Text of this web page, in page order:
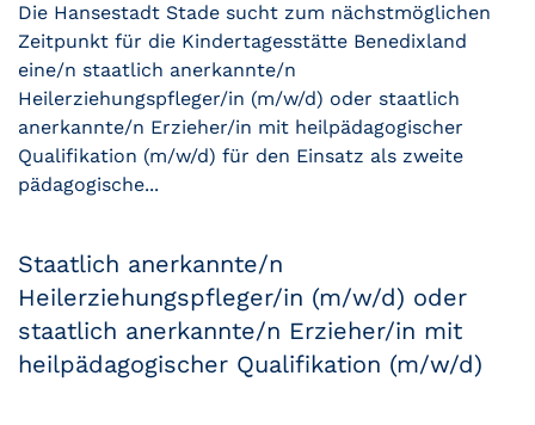
Die Hansestadt Stade sucht zum nächstmöglichen
Zeitpunkt für die Kindertagesstätte Benedixland
eine/n staatlich anerkannte/n
Heilerziehungspfleger/in (m/w/d) oder staatlich
anerkannte/n Erzieher/in mit heilpädagogischer
Qualifikation (m/w/d) für den Einsatz als zweite
pädagogische...
Staatlich anerkannte/n
Heilerziehungspfleger/in (m/w/d) oder
staatlich anerkannte/n Erzieher/in mit
heilpädagogischer Qualifikation (m/w/d)